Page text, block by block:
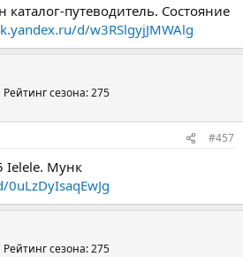
путеводитель. Состояние
d/w3RSlgyjJMWAlg
Рейтинг сезона: 275
#457
Ielele. Мунк
Рейтинг сезона: 275